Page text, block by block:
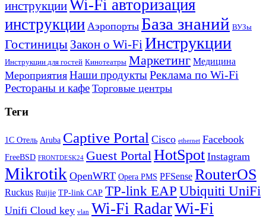
инструкции Wi-Fi авторизация
инструкции Аэропорты База знаний ВУЗы
Гостиницы Закон о Wi-Fi Инструкции
Инструкции для гостей Кинотеатры Маркетинг Медицина
Мероприятия Наши продуктыРеклама по Wi-Fi
Рестораны и кафе Торговые центры
Теги
1С Отель Aruba Captive Portal Cisco ethernet Facebook
FreeBSD FRONTDESK24 Guest PortalHotSpot Instagram
Mikrotik OpenWRT Opera PMS PFSense RouterOS
Ruckus Ruijie TP-link CAP TP-link EAP Ubiquiti UniFi
Unifi Cloud key vlan Wi-Fi RadarWi-Fi